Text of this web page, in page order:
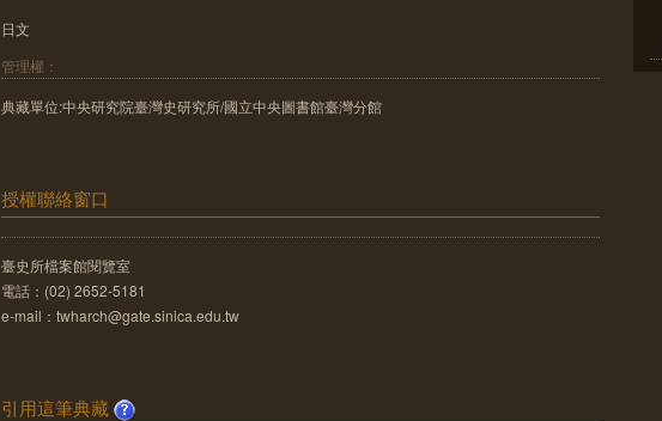
日文
管理權：
典藏單位:中央研究院臺灣史研究所/國立中央圖書館臺灣分館
授權聯絡窗口
臺史所檔案館閱覽室
電話：(02) 2652-5181
e-mail：twharch@gate.sinica.edu.tw
引用這筆典藏